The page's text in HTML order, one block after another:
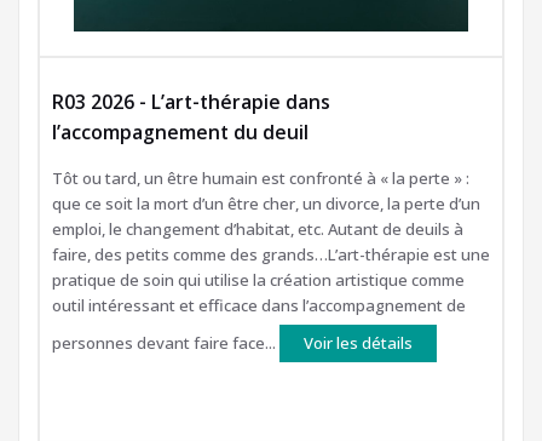
R03 2026 - L’art-thérapie dans
l’accompagnement du deuil
Tôt ou tard, un être humain est confronté à « la perte » :
que ce soit la mort d’un être cher, un divorce, la perte d’un
emploi, le changement d’habitat, etc. Autant de deuils à
faire, des petits comme des grands…L’art-thérapie est une
pratique de soin qui utilise la création artistique comme
outil intéressant et efficace dans l’accompagnement de
personnes devant faire face...
Voir les détails